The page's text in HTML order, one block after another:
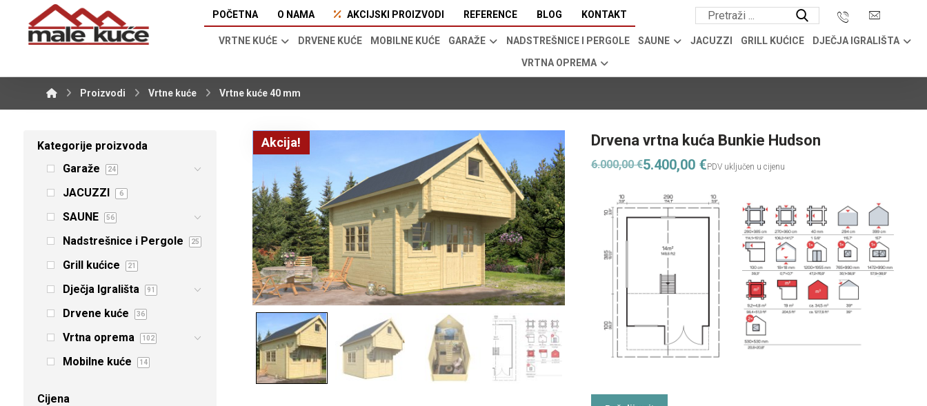
POČETNA O NAMA AKCIJSKI PROIZVODI REFERENCE BLOG KONTAKT
VRTNE KUĆE DRVENE KUĆE MOBILNE KUĆE GARAŽE NADSTREŠNICE I PERGOLE SAUNE JACUZZI GRILL KUĆICE
DJEČJA IGRALIŠTA
VRTNA OPREMA
Proizvodi Vrtne kuće Vrtne kuće 40 mm
Akcija! Drvena vrtna kuća Bunkie Hudson
6.000,00€5.400,00 €
Kategorije proizvoda
Garaže
24
JACUZZI 6
SAUNE 56
Nadstrešnice i Pergole 25
Grill kućice 21
Dječja Igrališta 91
Drvene kuće 36
Vrtna oprema 102
Mobilne kuće 14
Cijena